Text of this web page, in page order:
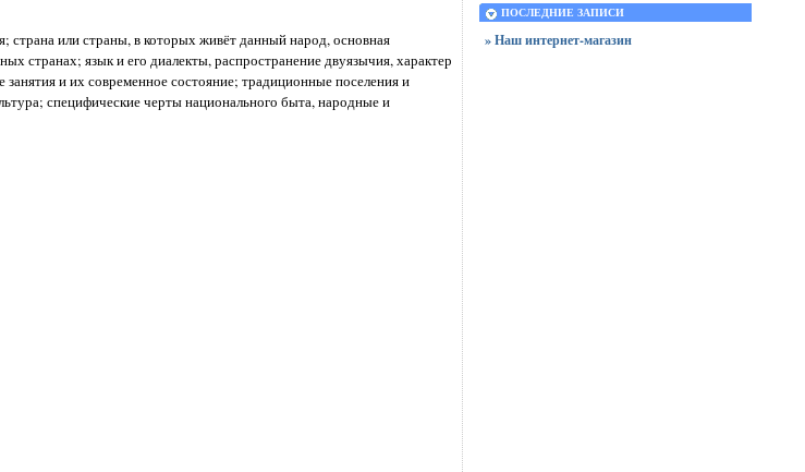
страна или страны, в которых живёт данный народ, основная
странах; язык и его диалекты, распространение двуязычия, характер
и их современное состояние; традиционные поселения и
специфические черты национального быта, народные и
ПОСЛЕДНИЕ ЗАПИСИ
» Наш интернет-магазин